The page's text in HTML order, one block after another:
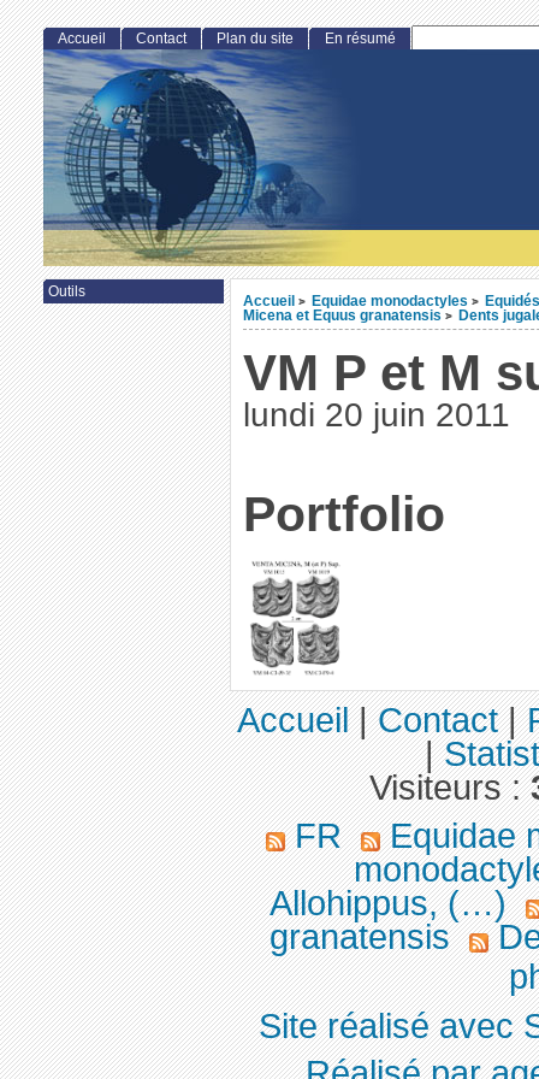
Accueil > Equidae monodactyles >
Micena et Equus granatensis > Dents
VM P et M
lundi 20 juin 2011
Portfolio
Accueil Contact Plan du site En résumé
Outils
Accueil|Contact|
|
Visiteurs :
FR
Equidae
Allohippus, (…)
granatensis
Site réalisé avec